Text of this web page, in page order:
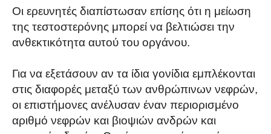
Οι ερευνητές διαπίστωσαν επίσης ότι η μείωση
της τεστοστερόνης μπορεί να βελτιώσει την
ανθεκτικότητα αυτού του οργάνου.
Για να εξετάσουν αν τα ίδια γονίδια εμπλέκονται
στις διαφορές μεταξύ των ανθρώπινων νεφρών,
οι επιστήμονες ανέλυσαν έναν περιορισμένο
αριθμό νεφρών και βιοψιών ανδρών και